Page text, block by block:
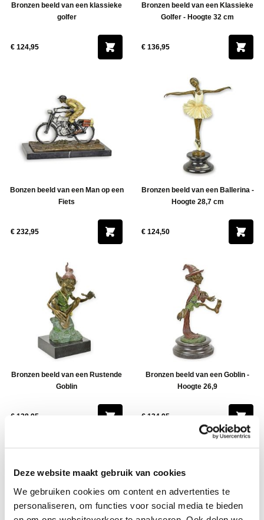
Deze website maakt gebruik van cookies
We gebruiken cookies om content en advertenties te
personaliseren, om functies voor social media te bieden
Bronzen beeld van een klassieke
golfer
€ 124,95
Bronzen beeld van een Klassieke
Golfer - Hoogte 32 cm
€ 136,95
Bonzen beeld van een Man op een
Fiets
€ 232,95
Bronzen beeld van een Ballerina -
Hoogte 28,7 cm
€ 124,50
Bronzen beeld van een Rustende
Goblin
€ 128,95
Bronzen beeld van een Goblin -
Hoogte 26,9
€ 134,95